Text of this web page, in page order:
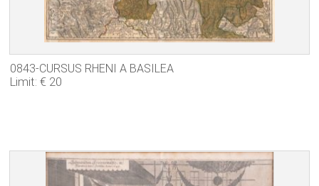
0843-CURSUS RHENI A BASILEA
Limit: € 20